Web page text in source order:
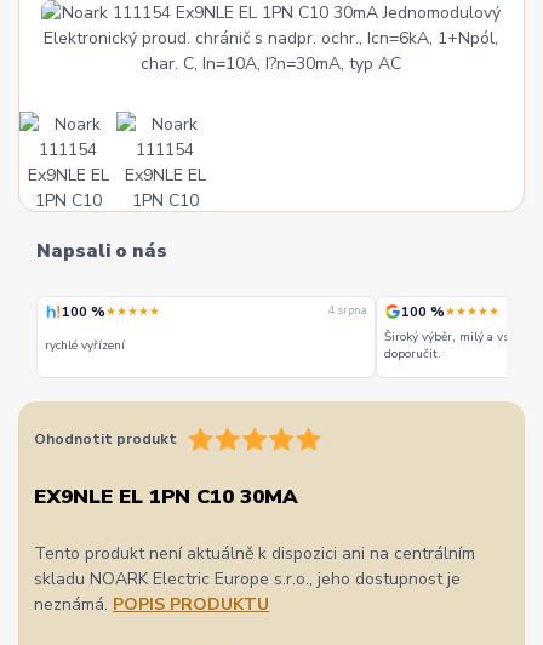
Napsali o nás
100 %★★★★★
rychlé vyřízení
100 %★★★★★
Široký výběr, milý a vstřícný
doporučit.
Ohodnotit produkt
EX9NLE EL 1PN C10 30MA
Tento produkt není aktuálně k dispozici ani na centrálním
skladu NOARK Electric Europe s.r.o., jeho dostupnost je
neznámá. POPIS PRODUKTU